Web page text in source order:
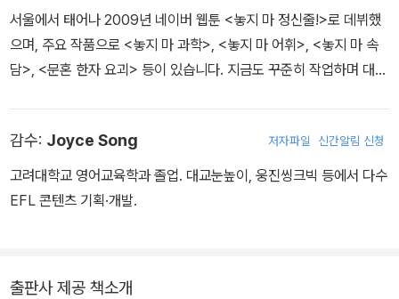
서울에서 태어나 2009년 네이버 웹툰 <놓지 마 정신줄!>로 데뷔했
으며, 주요 작품으로 <놓지 마 과학>, <놓지 마 어휘>, <놓지 마 속
담>, <문혼 한자 요괴> 등이 있습니다. 지금도 꾸준히 작업하며 대학
감수: Joyce Song 저자파일 신간알림 신청
고려대학교 영어교육학과 졸업. 대교눈높이, 웅진씽크빅 등에서 다수
EFL 콘텐츠 기획·개발.
출판사 제공 책소개